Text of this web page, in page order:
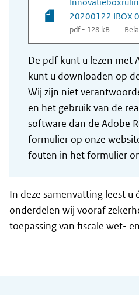
20200122 IBOX
pdf - 128 kB
De pdf kunt u lezen met
kunt u downloaden op
Wij zijn niet
en het gebruik van de
software dan de Adobe
formulier op onze
fouten in het formulier
In deze samenvatting leest u
onderdelen wij vooraf
toepassing van fiscale wet-